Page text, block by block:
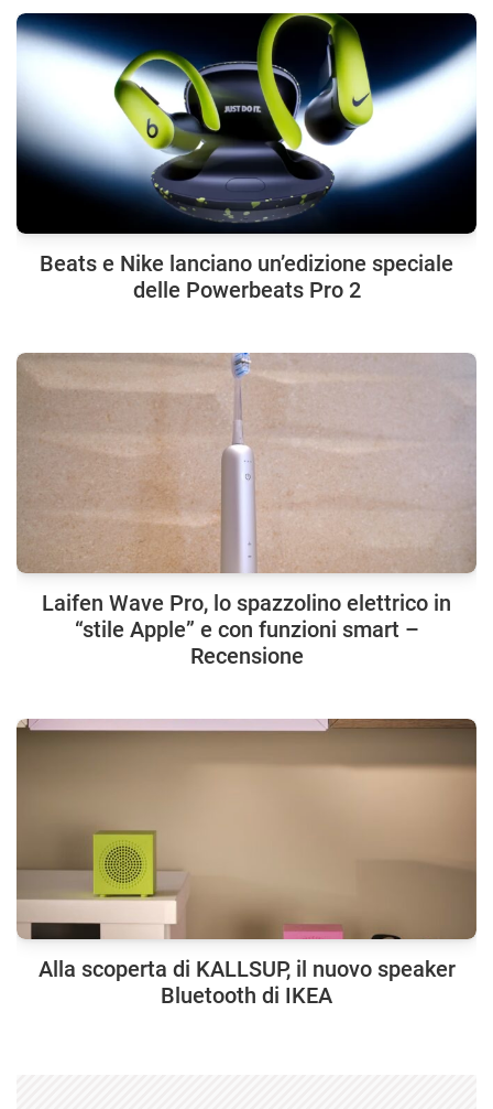
Beats e Nike lanciano un’edizione speciale
delle Powerbeats Pro 2
Laifen Wave Pro, lo spazzolino elettrico in
“stile Apple” e con funzioni smart –
Recensione
Alla scoperta di KALLSUP, il nuovo speaker
Bluetooth di IKEA